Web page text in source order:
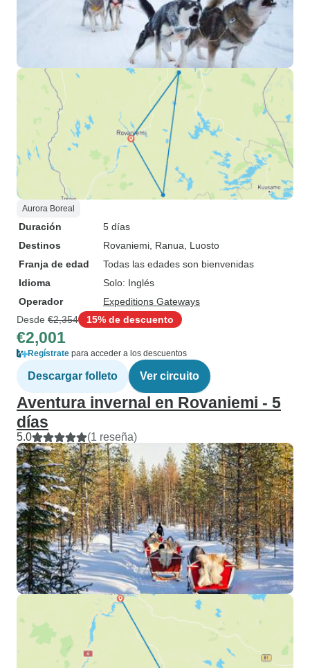
gracias a esta excursión. Muchas
Aurora Boreal
Duración
5 días
Destinos
Rovaniemi , Ranua , Luosto
Franja de edad
Todas las edades son bienvenidas
Idioma
Solo: Inglés
Operador
Expeditions Gateways
Desde €2,354 15% de descuento
€2,001
Regístrate para acceder a los descuentos
Descargar folleto Ver circuito
Aventura invernal en Rovaniemi - 5
días
5.0 (1 reseña)